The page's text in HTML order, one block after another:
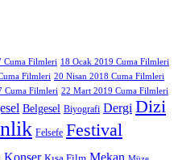
Cuma Filmleri 18 Ocak 2019 Cuma Filmleri
Filmleri 20 Nisan 2018 Cuma Filmleri
Cuma Filmleri 22 Mart 2019 Cuma Filmleri
Belgesel Biyografi Dergi Dizi
Felsefe Festival
Mekan